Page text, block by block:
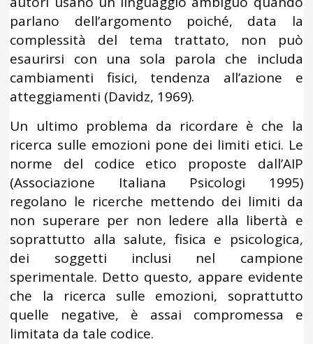
parlano dell’argomento poiché, data la
complessità del tema trattato, non può
esaurirsi con una sola parola che includa
cambiamenti fisici, tendenza all’azione e
atteggiamenti (Davidz, 1969).
Un ultimo problema da ricordare è che la
ricerca sulle emozioni pone dei limiti etici. Le
norme del codice etico proposte dall’AIP
(Associazione Italiana Psicologi 1995)
regolano le ricerche mettendo dei limiti da
non superare per non ledere alla libertà e
soprattutto alla salute, fisica e psicologica,
dei soggetti inclusi nel campione
sperimentale. Detto questo, appare evidente
che la ricerca sulle emozioni, soprattutto
quelle negative, è assai compromessa e
limitata da tale codice.